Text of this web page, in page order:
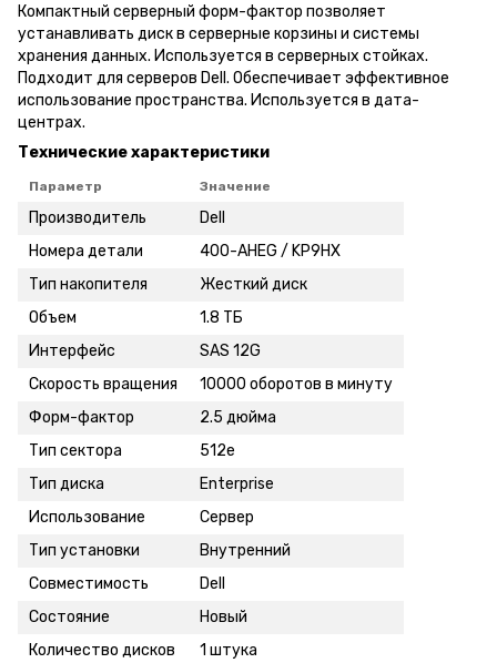
Компактный серверный форм-фактор позволяет
устанавливать диск в серверные корзины и системы
хранения данных. Используется в серверных стойках.
Подходит для серверов Dell. Обеспечивает эффективное
использование пространства. Используется в дата-
центрах.
Технические характеристики
Параметр Значение
Производитель
Dell
Номера детали
400-AHEG / KP9HX
Тип накопителя
Жесткий диск
Объем
1.8 ТБ
Интерфейс
SAS 12G
Скорость вращения
10000 оборотов в минуту
Форм-фактор
2.5 дюйма
Тип сектора
512e
Тип диска
Enterprise
Использование
Сервер
Тип установки
Внутренний
Совместимость
Dell
Состояние
Новый
Количество дисков
1 штука